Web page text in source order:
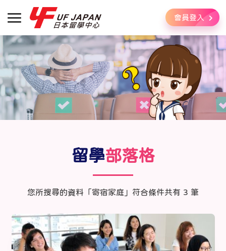
會員登入
留學部落格
您所搜尋的資料「寄宿家庭」符合條件共有 3 筆